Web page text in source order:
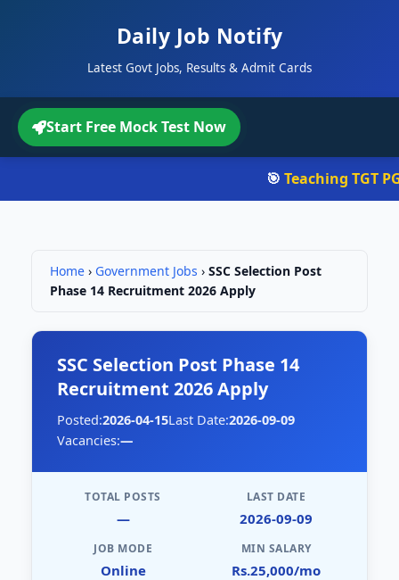
Daily Job Notify
Latest Govt Jobs, Results & Admit Cards
Start Free Mock Test Now
Teaching TGT PGT-
Home › Government Jobs › SSC Selection Post
Phase 14 Recruitment 2026 Apply
SSC Selection Post Phase 14
Recruitment 2026 Apply
Posted:2026-04-15Last Date:2026-09-09
Vacancies:—
TOTAL POSTS
—
LAST DATE
2026-09-09
JOB MODE
Online
MIN SALARY
Rs.25,000/mo